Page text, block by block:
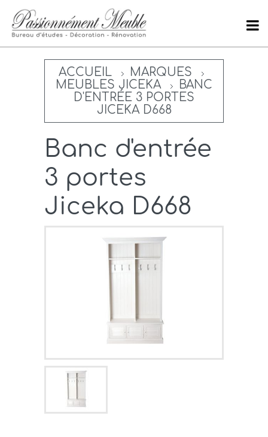
ACCUEIL
MARQUES
MEUBLES JICEKA
BANC
D'ENTRÉE 3 PORTES
JICEKA D668
Banc d'entrée
3 portes
Jiceka D668